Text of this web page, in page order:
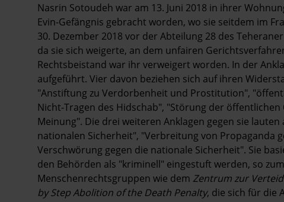
Nasrin Sotoudeh war am 13. Juni 2018 in ihrer
Evin-Gefängnis gebracht worden, wo sie seitdem im
30. Dezember 2018 vor der Abteilung 28 des
da sie sich weigerte, an dem unfairen
Rechtsbeistand war ihr verweigert worden. In der
aufgeführt. Vier davon beziehen sich auf ihren
"Anstiftung zu Verdorbenheit und Prostitution",
Nicht-Tragen des Hidschab", "Störung der
Meinung". Die drei weiteren Anklagen gegen sie
nationalen Sicherheit", "Verbreitung von Propaganda
Verschwörung gegen die nationale Sicherheit". Sie
den Behörden als "kriminell" eingestuft werden, so
Menschenrechtsgruppen wie dem Zentrum zur
by Step Abolition of the Death Penalty, die sich für die